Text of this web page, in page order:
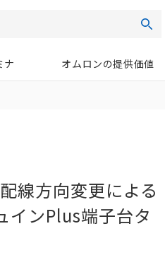
ナ オムロンの提供価値
線方向変更による
インPlus端子台タ